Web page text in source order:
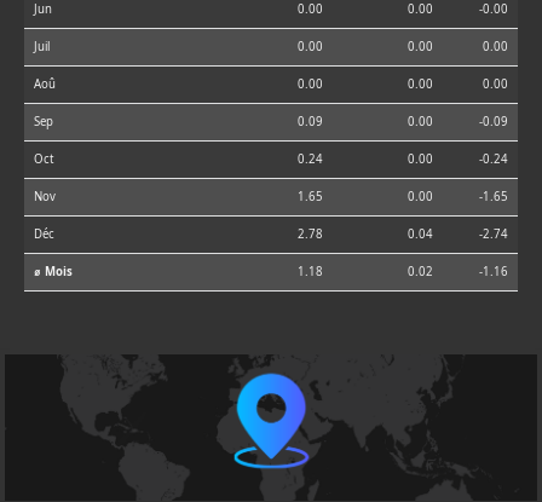
Jun 0.00 0.00 -0.00
Juil 0.00 0.00 0.00
Aoû 0.00 0.00 0.00
Sep 0.09 0.00 -0.09
Oct 0.24 0.00 -0.24
Nov 1.65 0.00 -1.65
Déc 2.78 0.04 -2.74
⌀ Mois 1.18 0.02 -1.16